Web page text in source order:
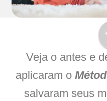
Veja o antes e
aplicaram o
salvaram seus